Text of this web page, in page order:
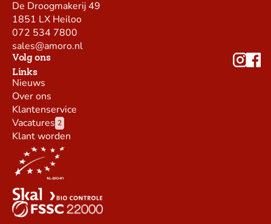
De Droogmakerij 49
1851 LX Heiloo
072 534 7800
sales@amoro.nl
Volg ons
Links
Nieuws
Over ons
Klantenservice
Vacatures 2
Klant worden